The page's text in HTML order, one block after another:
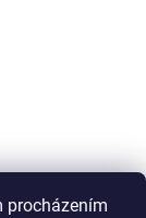
procházením